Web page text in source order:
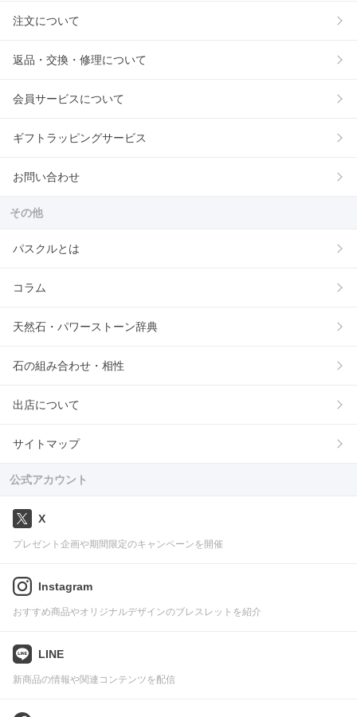
注文について
返品・交換・修理について
会員サービスについて
ギフトラッピングサービス
お問い合わせ
その他
パスクルとは
コラム
天然石・パワーストーン辞典
石の組み合わせ・相性
出店について
サイトマップ
公式アカウント
X
プレゼント企画や期間限定のキャンペーンを開催
Instagram
おすすめ商品やオリジナルデザインのブレスレットを紹介
LINE
新商品の情報や関連コンテンツを配信